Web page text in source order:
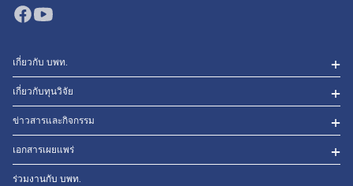
เกี่ยวกับ บพท.
เกี่ยวกับทุนวิจัย
ข่าวสารและกิจกรรม
เอกสารเผยแพร่
ร่วมงานกับ บพท.